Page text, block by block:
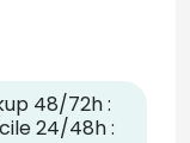
48/72h :
24/48h :